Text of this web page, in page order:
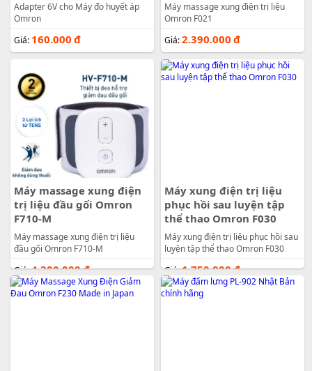
Adapter 6V cho Máy đo huyết áp
Omron
Giá: 160.000 đ
Máy massage xung điện trị liệu
Omron F021
Giá:2.390.000 đ
Máy massage xung điện
trị liệu đầu gối Omron
F710-M
Máy massage xung điện trị liệu
đầu gối Omron F710-M
Giá:4.300.000đ
Máy xung điện trị liệu
phục hồi sau luyện tập
thể thao Omron F030
Máy xung điện trị liệu phục hồi sau
luyện tập thể thao Omron F030
Giá:1.750.000đ